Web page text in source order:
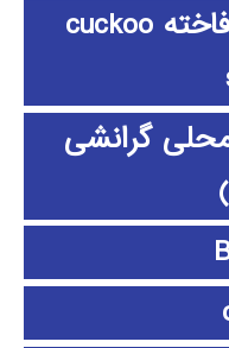
الگوریتم جستجوی فاخته cuckoo
گرانشی